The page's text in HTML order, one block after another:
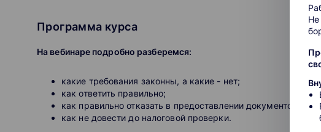
Программа курса
На вебинаре подробно разберемся:
какие требования законны, а какие - нет;
как ответить правильно;
как правильно отказать в предоставлении документов и
как не довести до налоговой проверки.
Не